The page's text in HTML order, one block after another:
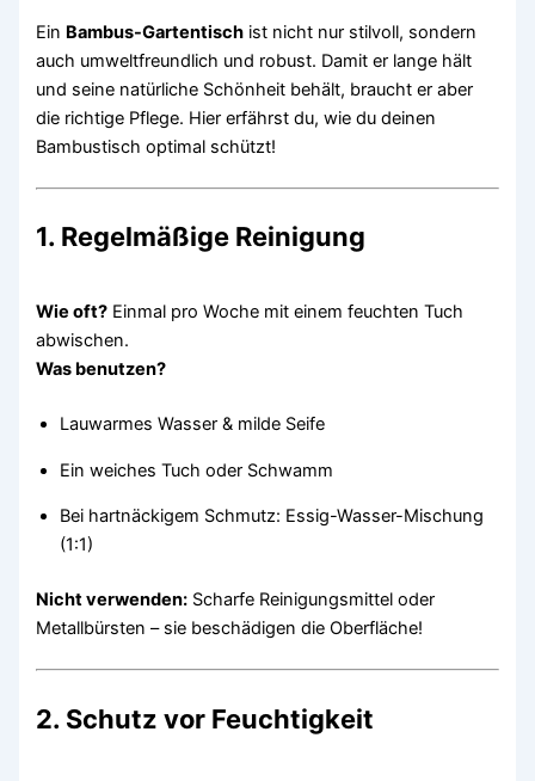
Ein Bambus-Gartentisch ist nicht nur stilvoll, sondern
auch umweltfreundlich und robust. Damit er lange hält
und seine natürliche Schönheit behält, braucht er aber
die richtige Pflege. Hier erfährst du, wie du deinen
Bambustisch optimal schützt!
1. Regelmäßige Reinigung
Wie oft? Einmal pro Woche mit einem feuchten Tuch
abwischen.
Was benutzen?
Lauwarmes Wasser & milde Seife
Ein weiches Tuch oder Schwamm
Bei hartnäckigem Schmutz: Essig-Wasser-Mischung
(1:1)
Nicht verwenden: Scharfe Reinigungsmittel oder
Metallbürsten – sie beschädigen die Oberfläche!
2. Schutz vor Feuchtigkeit